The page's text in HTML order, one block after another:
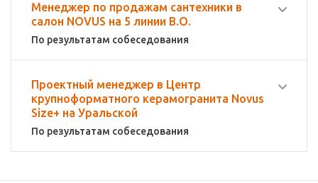
Менеджер по продажам сантехники в
салон NOVUS на 5 линии В.О.
По результатам собеседования
Проектный менеджер в Центр
крупноформатного керамогранита Novus
Size+ на Уральской
По результатам собеседования